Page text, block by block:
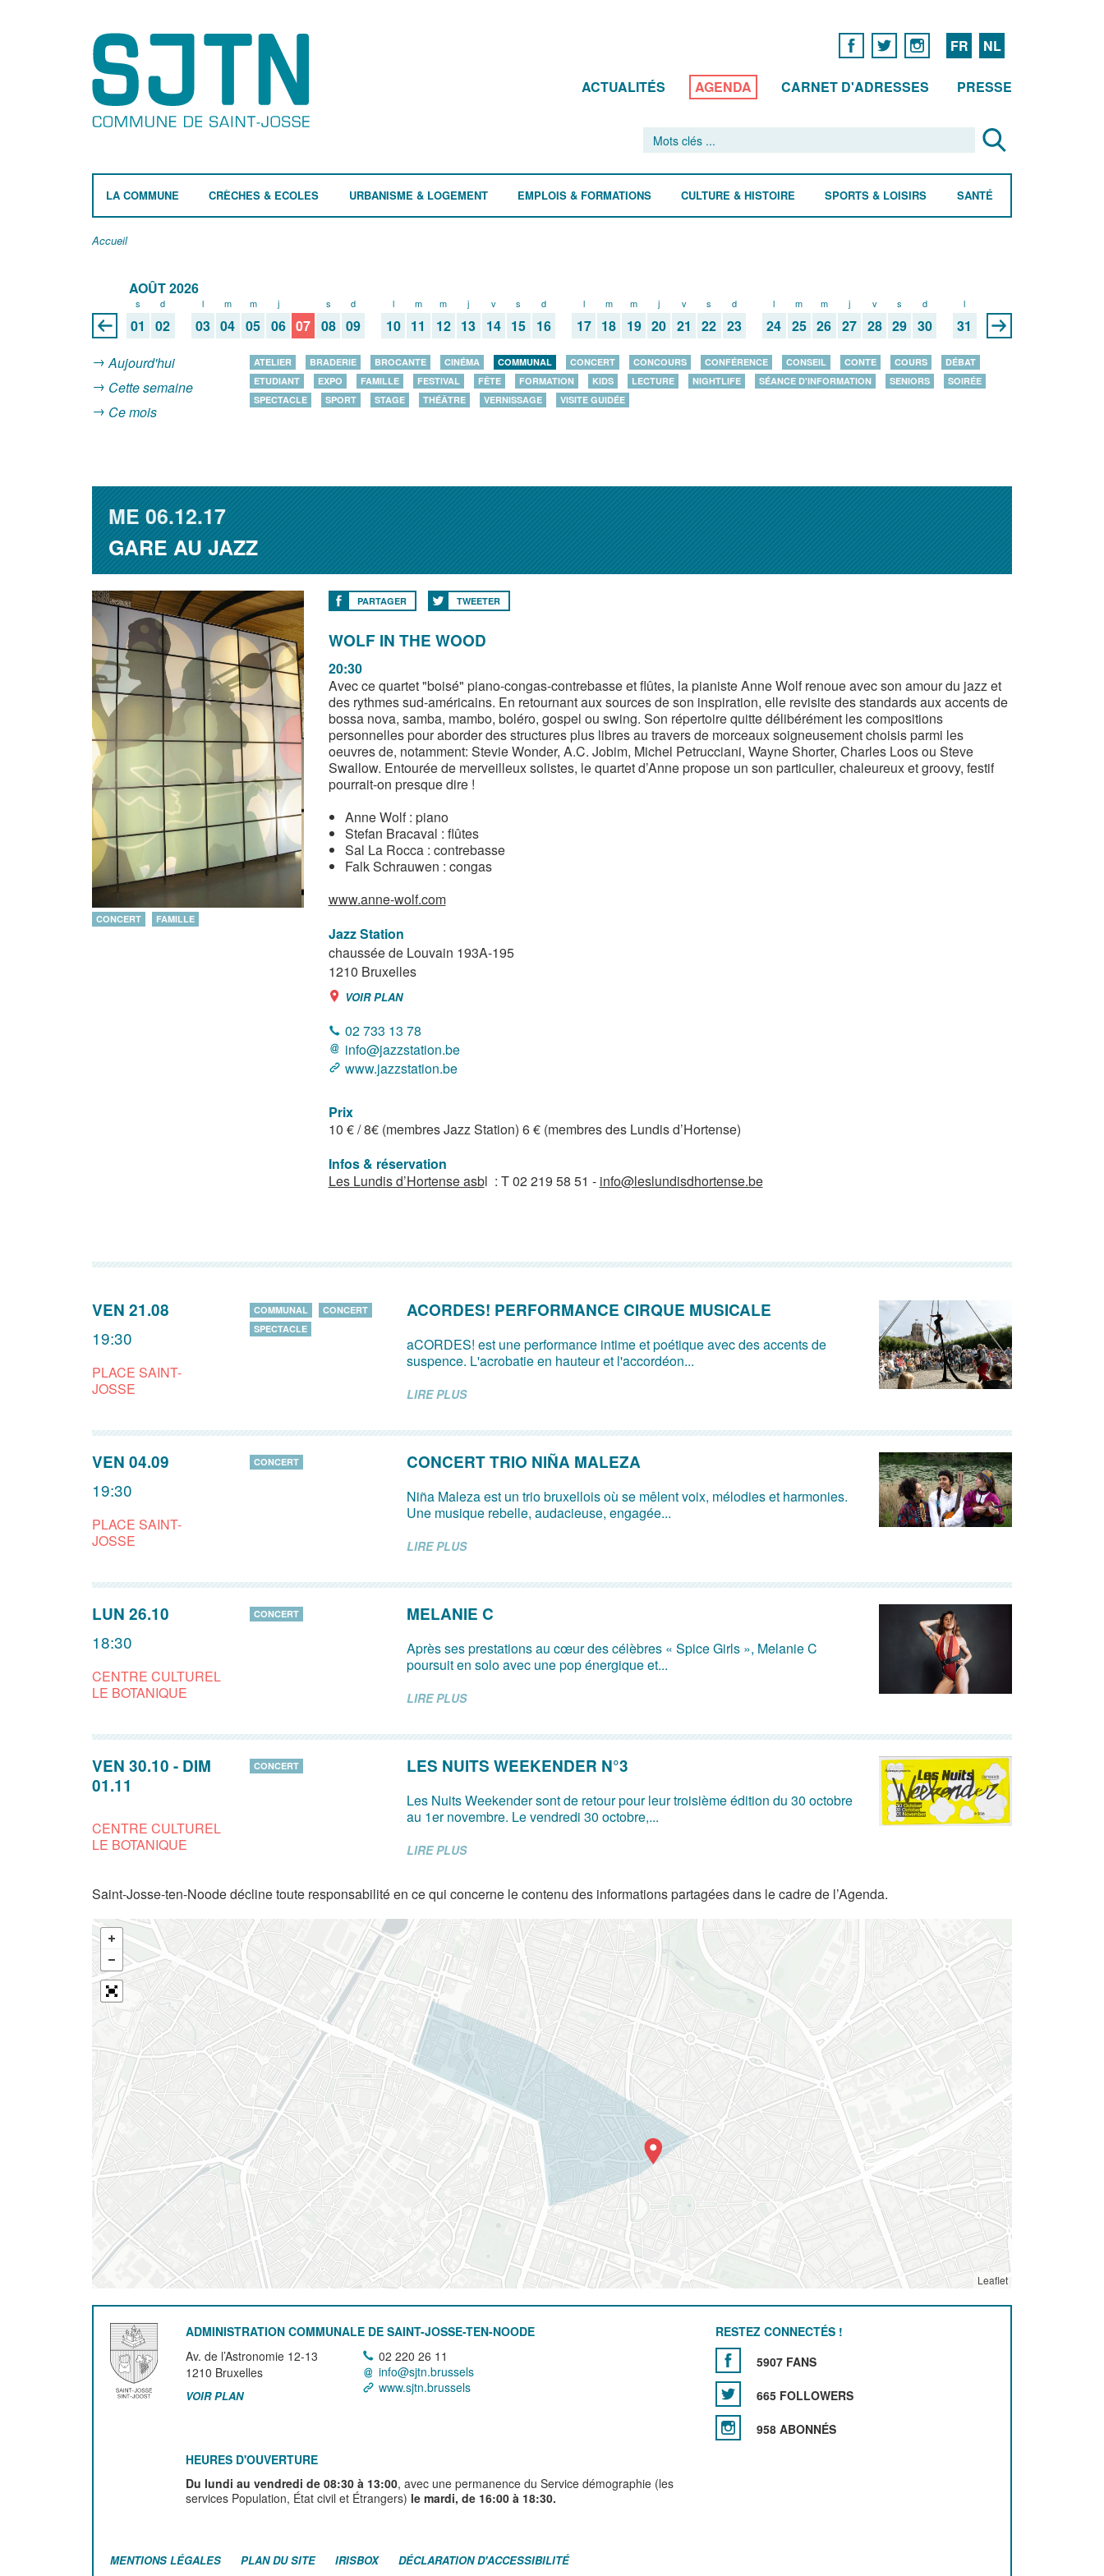
FR NL
ACTUALITÉS AGENDA CARNET D'ADRESSES PRESSE
LA COMMUNE CRÈCHES & ECOLES URBANISME & LOGEMENT EMPLOIS & FORMATIONS CULTURE & HISTOIRE SPORTS & LOISIRS SANTÉ
Accueil
AOÛT 2026
s
01
d
02
l
03
m
04
m
05
j
06 07
s
08
d
09
l
10
m
11
m
12
j
13
v
14
s
15
d
16
l
17
m
18
m
19
j
20
v
21
s
22
d
23
l
24
m
25
m
26
j
27
v
28
s
29
d
30
l
31
Aujourd'hui
Cette semaine
Ce mois
ATELIER BRADERIE BROCANTE CINÉMA COMMUNAL CONCERT CONCOURS CONFÉRENCE CONSEIL CONTE COURS
DÉBAT
ETUDIANT
EXPO FAMILLE FESTIVAL FÊTE FORMATION KIDS LECTURE NIGHTLIFE SÉANCE D'INFORMATION SENIORS
SOIRÉE
SPECTACLE
SPORT STAGE THÉÂTRE VERNISSAGE VISITE GUIDÉE
ME06.12.17
GARE AU JAZZ
CONCERT FAMILLE
PARTAGER TWEETER
WOLF IN THE WOOD
20:30
Avec ce quartet "boisé" piano-congas-contrebasse et flûtes, la pianiste Anne Wolf renoue avec son amour du jazz et
des rythmes sud-américains. En retournant aux sources de son inspiration, elle revisite des standards aux accents de
bossa nova, samba, mambo, boléro, gospel ou swing. Son répertoire quitte délibérément les compositions
personnelles pour aborder des structures plus libres au travers de morceaux soigneusement choisis parmi les
oeuvres de, notamment: Stevie Wonder, A.C. Jobim, Michel Petrucciani, Wayne Shorter, Charles Loos ou Steve
Swallow. Entourée de merveilleux solistes, le quartet d’Anne propose un son particulier, chaleureux et groovy, festif
pourrait-on presque dire !
Anne Wolf : piano
Stefan Bracaval : flûtes
Sal La Rocca : contrebasse
Falk Schrauwen : congas
www.anne-wolf.com
Jazz Station
chaussée de Louvain 193A-195
1210 Bruxelles
VOIR PLAN
02 733 13 78
info@jazzstation.be
www.jazzstation.be
Prix
10 € / 8€ (membres Jazz Station) 6 € (membres des Lundis d’Hortense)
Infos & réservation
Les Lundis d’Hortense asbl : T 02 219 58 51 - info@leslundisdhortense.be
VEN 21.08
19:30
PLACE SAINT-
JOSSE
COMMUNAL
CONCERT
SPECTACLE
ACORDES! PERFORMANCE CIRQUE MUSICALE
aCORDES! est une performance intime et poétique avec des accents de
suspence. L'acrobatie en hauteur et l'accordéon...
LIRE PLUS
VEN 04.09
19:30
PLACE SAINT-
JOSSE
CONCERT CONCERT TRIO NIÑA MALEZA
Niña Maleza est un trio bruxellois où se mêlent voix, mélodies et harmonies.
Une musique rebelle, audacieuse, engagée...
LIRE PLUS
LUN 26.10
18:30
CENTRE CULTUREL
LE BOTANIQUE
CONCERT MELANIE C
Après ses prestations au cœur des célèbres « Spice Girls », Melanie C
poursuit en solo avec une pop énergique et...
LIRE PLUS
VEN 30.10 - DIM
01.11
CENTRE CULTUREL
LE BOTANIQUE
CONCERT LES NUITS WEEKENDER N°3
Les Nuits Weekender sont de retour pour leur troisième édition du 30 octobre
au 1er novembre. Le vendredi 30 octobre,...
LIRE PLUS
Saint-Josse-ten-Noode décline toute responsabilité en ce qui concerne le contenu des informations partagées dans le cadre de l’Agenda.
Leaflet
ADMINISTRATION COMMUNALE DE SAINT-JOSSE-TEN-NOODE
Av. de l’Astronomie 12-13
1210 Bruxelles
VOIR PLAN
02 220 26 11
info@sjtn.brussels
www.sjtn.brussels
HEURES D'OUVERTURE
Du lundi au vendredi de 08:30 à 13:00, avec une permanence du Service démographie (les
services Population, État civil et Étrangers) le mardi, de 16:00 à 18:30.
RESTEZ CONNECTÉS !
5907 FANS
665 FOLLOWERS
958 ABONNÉS
MENTIONS LÉGALES PLAN DU SITE IRISBOX DÉCLARATION D'ACCESSIBILITÉ